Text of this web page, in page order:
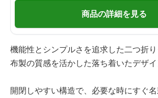
商品の詳細を見る
機能性とシンプルさを追求した二つ折
布製の質感を活かした落ち着いたデザ
開閉しやすい構造で、必要な時にすぐ